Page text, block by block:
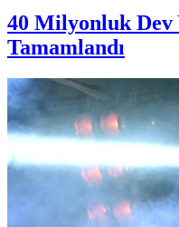
40 Milyonluk Dev
Tamamlandı